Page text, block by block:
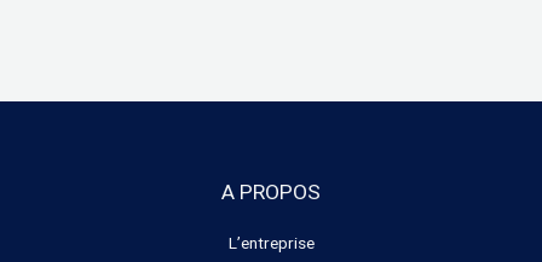
A PROPOS
L’entreprise